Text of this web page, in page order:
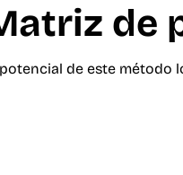
de
de este método